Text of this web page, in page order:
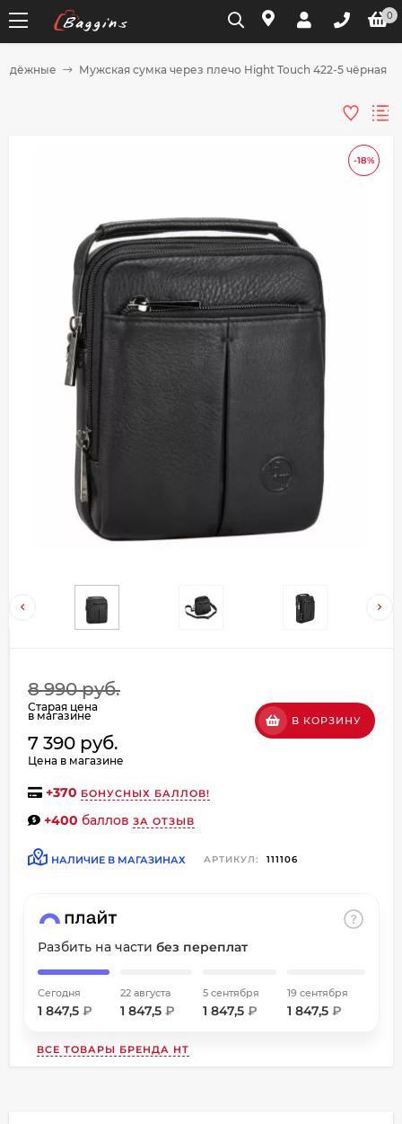
0
Мужская сумка через плечо Hight Touch 422-5 чёрная
-18%
8 990 руб.
Старая цена
в магазине
7 390 руб.
Цена в магазине
В КОРЗИНУ
+370 БОНУСНЫХ БАЛЛОВ!
+400 баллов ЗА ОТЗЫВ
НАЛИЧИЕ В МАГАЗИНАХ АРТИКУЛ: 111106
Разбить на части без переплат
Сегодня
1 847,5 ₽
22 августа
1 847,5 ₽
5 сентября
1 847,5 ₽
19 сентября
1 847,5 ₽
ВСЕ ТОВАРЫ БРЕНДА HT
График платежей
Сегодня
Добавляйте товары
в корзину
Оплачивайте сегодня только
% картой любого банка
Получайте товар
выбранный способом
списываться
по25
Подробнее
об оплате Плайтом
25
2 недели
8 800 302-02-51